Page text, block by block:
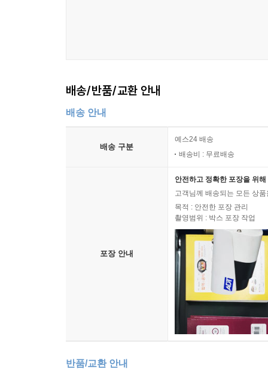
배송/반품/교환 안내
배송 안내
배송 구분
예스24 배송
배송비 : 무료배송
포장 안내
안전하고 정확한 포장을 위
고객님께 배송되는 모든 상
목적 : 안전한 포장 관리
촬영범위 : 박스 포장 작업
반품/교환 안내